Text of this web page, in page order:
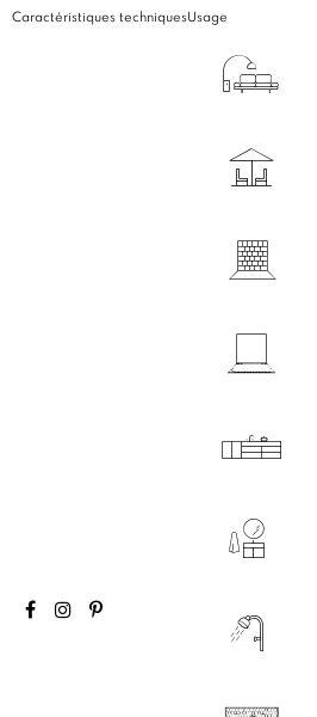
Caractéristiques techniquesUsage